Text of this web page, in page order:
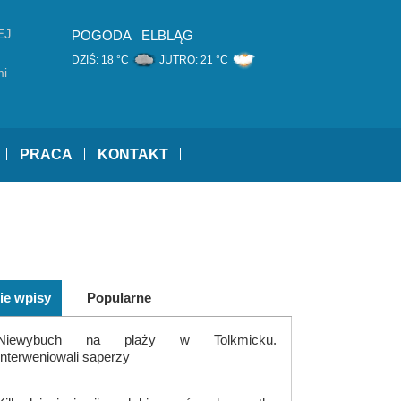
POGODA ELBLĄG
DZIŚ: 18 °C JUTRO: 21 °C
PRACA KONTAKT
wpisy Popularne
na plaży w Tolkmicku.
saperzy